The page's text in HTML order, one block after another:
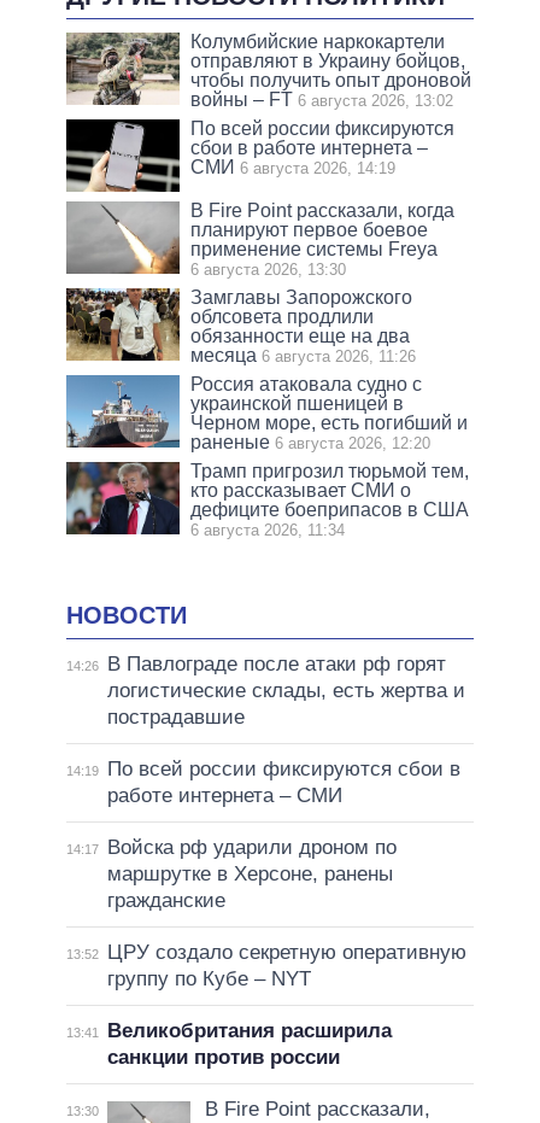
Колумбийские наркокартели
отправляют в Украину бойцов,
чтобы получить опыт дроновой
войны – FT 6 августа 2026, 13:02
По всей россии фиксируются
сбои в работе интернета –
СМИ 6 августа 2026, 14:19
В Fire Point рассказали, когда
планируют первое боевое
применение системы Freya
6 августа 2026, 13:30
Замглавы Запорожского
облсовета продлили
обязанности еще на два
месяца 6 августа 2026, 11:26
Россия атаковала судно с
украинской пшеницей в
Черном море, есть погибший и
раненые 6 августа 2026, 12:20
Трамп пригрозил тюрьмой тем,
кто рассказывает СМИ о
дефиците боеприпасов в США
6 августа 2026, 11:34
НОВОСТИ
14:26
В Павлограде после атаки рф горят
логистические склады, есть жертва и
пострадавшие
14:19
По всей россии фиксируются сбои в
работе интернета – СМИ
14:17
Войска рф ударили дроном по
маршрутке в Херсоне, ранены
гражданские
13:52
ЦРУ создало секретную оперативную
группу по Кубе – NYT
13:41
Великобритания расширила
санкции против россии
13:30
В Fire Point рассказали,